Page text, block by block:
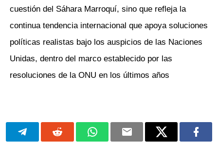
cuestión del Sáhara Marroquí, sino que refleja la
continua tendencia internacional que apoya soluciones
políticas realistas bajo los auspicios de las Naciones
Unidas, dentro del marco establecido por las
resoluciones de la ONU en los últimos años